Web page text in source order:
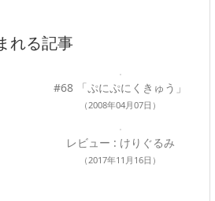
れる記事
#68 「ぷにぷにくきゅう」
（2008年04月07日）
レビュー : けりぐるみ
（2017年11月16日）